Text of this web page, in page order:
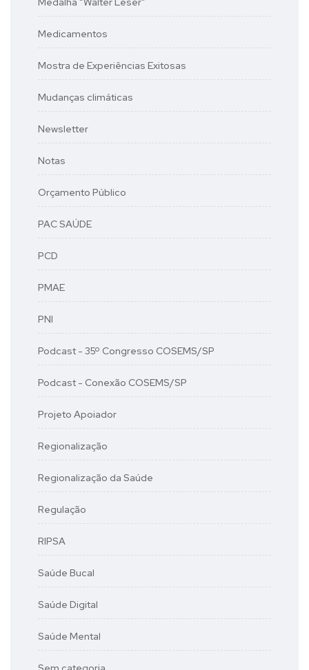
Medicamentos
Mostra de Experiências Exitosas
Mudanças climáticas
Newsletter
Notas
Orçamento Público
PAC SAÚDE
PCD
PMAE
PNI
Podcast - 35º Congresso COSEMS/SP
Podcast - Conexão COSEMS/SP
Projeto Apoiador
Regionalização
Regionalização da Saúde
Regulação
RIPSA
Saúde Bucal
Saúde Digital
Saúde Mental